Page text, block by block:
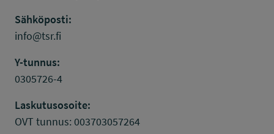
Sähköposti:
info@tsr.fi
Y-tunnus:
0305726-4
Laskutusosoite:
OVT tunnus: 003703057264